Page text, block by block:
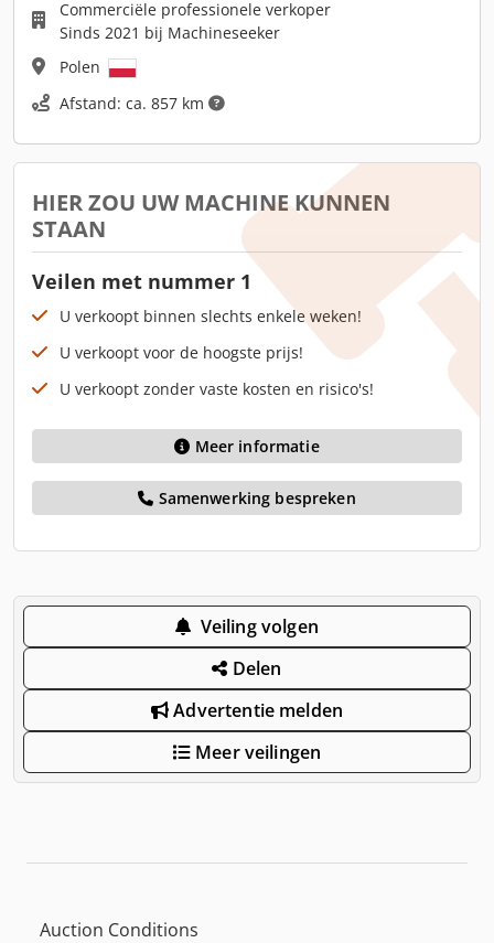
Commerciële professionele verkoper
Sinds 2021 bij Machineseeker
Polen
Afstand: ca. 857 km
HIER ZOU UW MACHINE KUNNEN
STAAN
Veilen met nummer 1
U verkoopt binnen slechts enkele weken!
U verkoopt voor de hoogste prijs!
U verkoopt zonder vaste kosten en risico's!
Meer informatie
Samenwerking bespreken
Veiling volgen
Delen
Advertentie melden
Meer veilingen
Auction Conditions